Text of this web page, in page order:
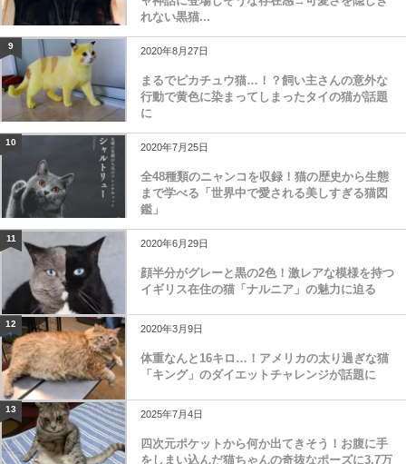
れない黒猫...
9 2020年8月27日
まるでピカチュウ猫…！？飼い主さんの意外な
行動で黄色に染まってしまったタイの猫が話題
に
10 2020年7月25日
全48種類のニャンコを収録！猫の歴史から生態
まで学べる「世界中で愛される美しすぎる猫図
鑑」
11 2020年6月29日
顔半分がグレーと黒の2色！激レアな模様を持つ
イギリス在住の猫「ナルニア」の魅力に迫る
12 2020年3月9日
体重なんと16キロ…！アメリカの太り過ぎな猫
「キング」のダイエットチャレンジが話題に
13 2025年7月4日
四次元ポケットから何か出てきそう！お腹に手
をしまい込んだ猫ちゃんの奇抜なポーズに3.7万